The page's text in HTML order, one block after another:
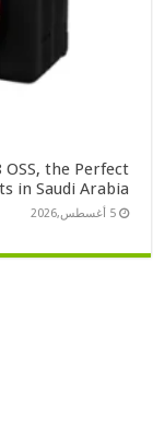
OSS, the Perfect
in Saudi Arabia
5 أغسطس,2026